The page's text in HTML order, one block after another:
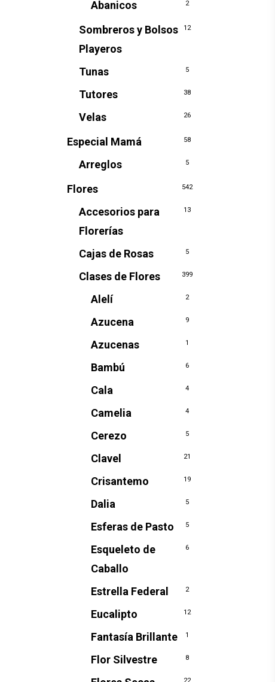
Abanicos 2
Sombreros y Bolsos
Playeros
12
Tunas 5
Tutores 38
Velas 26
Especial Mamá 58
Arreglos 5
Flores 542
Accesorios para
Florerías
13
Cajas de Rosas 5
Clases de Flores 399
Alelí 2
Azucena 9
Azucenas 1
Bambú 6
Cala 4
Camelia 4
Cerezo 5
Clavel 21
Crisantemo 19
Dalia 5
Esferas de Pasto 5
Esqueleto de
Caballo
6
Estrella Federal 2
Eucalipto 12
Fantasía Brillante 1
Flor Silvestre 8